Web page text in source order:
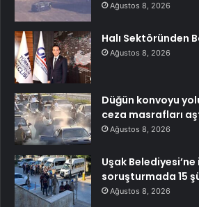
Ağustos 8, 2026
Halı Sektöründen
Ağustos 8, 2026
Düğün konvoyu
ceza masrafları
Ağustos 8, 2026
Uşak
soruşturmada 15
Ağustos 8, 2026